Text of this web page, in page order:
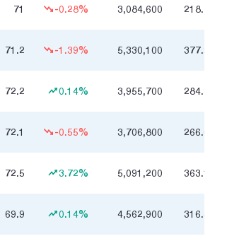
71 -0.28% 3,084,600 218.7
71.2 -1.39% 5,330,100 377.2
72.2 0.14% 3,955,700 284.3
72.1 -0.55% 3,706,800 266.6
72.5 3.72% 5,091,200 363.1
69.9 0.14% 4,562,900 316.8